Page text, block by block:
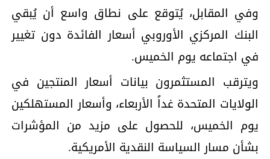
وفي المقابل، يُتوقع على نطاق واسع أن يُبقي
البنك المركزي الأوروبي أسعار الفائدة دون تغيير
في اجتماعه يوم الخميس.
ويترقب المستثمرون بيانات أسعار المنتجين في
الولايات المتحدة غداً الأربعاء، وأسعار المستهلكين
يوم الخميس، للحصول على مزيد من المؤشرات
بشأن مسار السياسة النقدية الأمريكية.